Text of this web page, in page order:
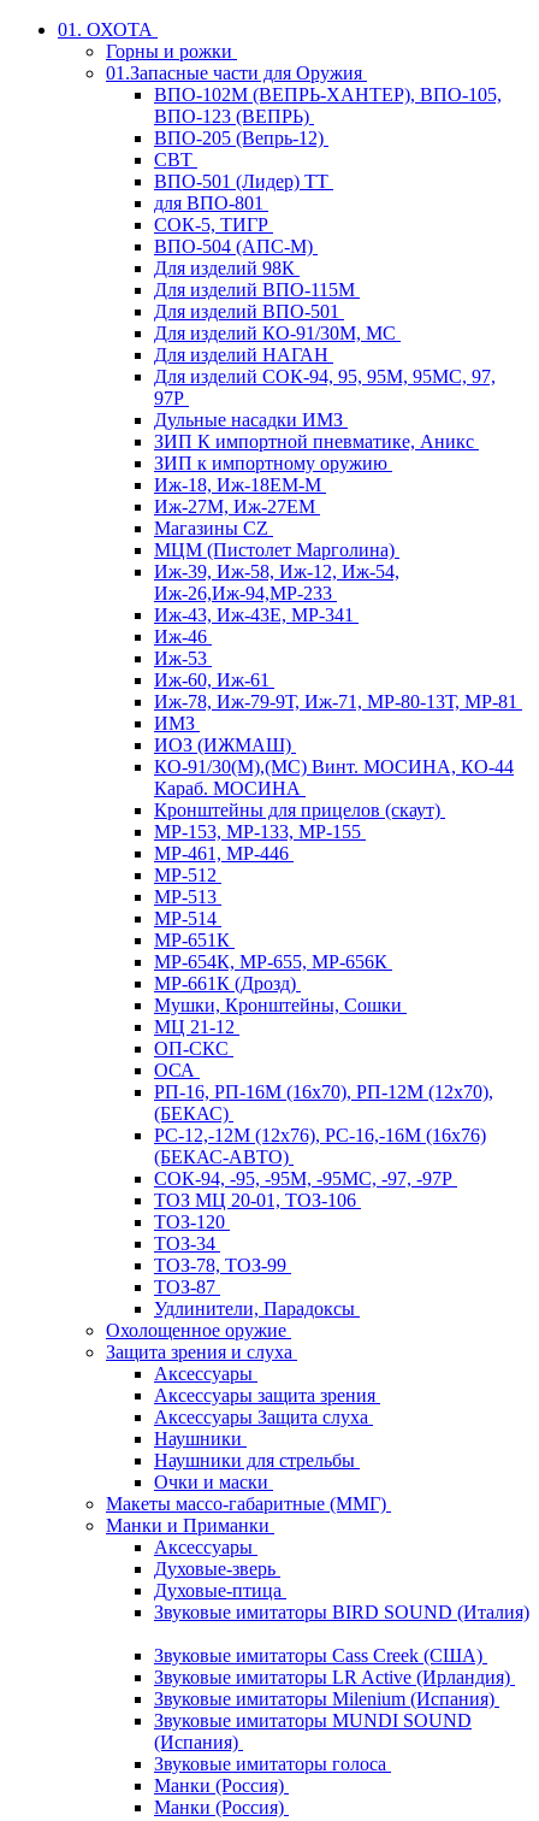
01. ОХОТА
Горны и рожки
01.Запасные части для Оружия
ВПО-102М (ВЕПРЬ-ХАНТЕР), ВПО-105,
ВПО-123 (ВЕПРЬ)
ВПО-205 (Вепрь-12)
СВТ
ВПО-501 (Лидер) ТТ
для ВПО-801
СОК-5, ТИГР
ВПО-504 (АПС-М)
Для изделий 98К
Для изделий ВПО-115М
Для изделий ВПО-501
Для изделий КО-91/30М, МС
Для изделий НАГАН
Для изделий СОК-94, 95, 95М, 95МС, 97,
97Р
Дульные насадки ИМЗ
ЗИП К импортной пневматике, Аникс
ЗИП к импортному оружию
Иж-18, Иж-18ЕМ-М
Иж-27М, Иж-27ЕМ
Магазины CZ
МЦМ (Пистолет Марголина)
Иж-39, Иж-58, Иж-12, Иж-54,
Иж-26,Иж-94,МР-233
Иж-43, Иж-43Е, МР-341
Иж-46
Иж-53
Иж-60, Иж-61
Иж-78, Иж-79-9Т, Иж-71, МР-80-13Т, МР-81
ИМЗ
ИОЗ (ИЖМАШ)
КО-91/30(М),(МС) Винт. МОСИНА, КО-44
Караб. МОСИНА
Кронштейны для прицелов (скаут)
МР-153, МР-133, МР-155
МР-461, МР-446
МР-512
МР-513
МР-514
МР-651К
МР-654К, МР-655, МР-656К
МР-661К (Дрозд)
Мушки, Кронштейны, Сошки
МЦ 21-12
ОП-СКС
ОСА
РП-16, РП-16М (16х70), РП-12М (12х70),
(БЕКАС)
РС-12,-12М (12х76), РС-16,-16М (16х76)
(БЕКАС-АВТО)
СОК-94, -95, -95М, -95МС, -97, -97Р
ТОЗ МЦ 20-01, ТОЗ-106
ТОЗ-120
ТОЗ-34
ТОЗ-78, ТОЗ-99
ТОЗ-87
Удлинители, Парадоксы
Охолощенное оружие
Защита зрения и слуха
Аксессуары
Аксессуары защита зрения
Аксессуары Защита слуха
Наушники
Наушники для стрельбы
Очки и маски
Макеты массо-габаритные (ММГ)
Манки и Приманки
Аксессуары
Духовые-зверь
Духовые-птица
Звуковые имитаторы BIRD SOUND (Италия)
Звуковые имитаторы Cass Creek (США)
Звуковые имитаторы LR Active (Ирландия)
Звуковые имитаторы Milenium (Испания)
Звуковые имитаторы MUNDI SOUND
(Испания)
Звуковые имитаторы голоса
Манки (Россия)
Манки (Россия)